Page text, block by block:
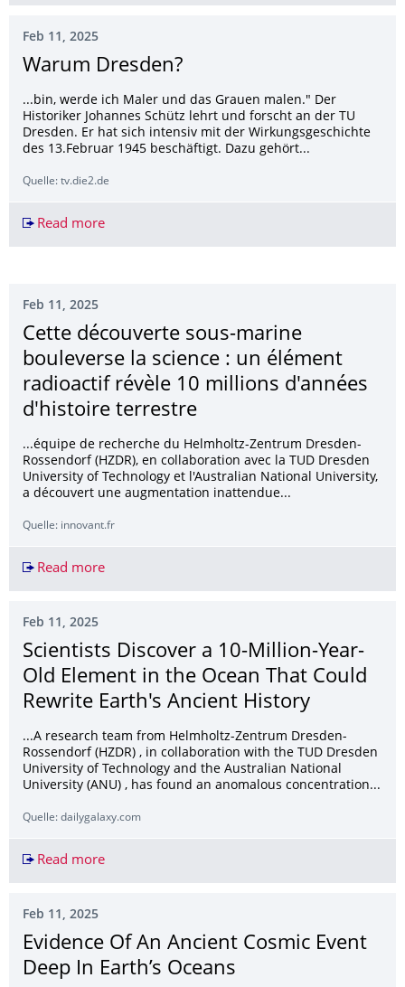
Feb 11, 2025
Warum Dresden?
...bin, werde ich Maler und das Grauen malen." Der
Historiker Johannes Schütz lehrt und forscht an der TU
Dresden. Er hat sich intensiv mit der Wirkungsgeschichte
des 13.Februar 1945 beschäftigt. Dazu gehört...
Quelle: tv.die2.de
Read moreWarum Dresden?
Feb 11, 2025
Cette découverte sous-marine
bouleverse la science : un élément
radioactif révèle 10 millions d'années
d'histoire terrestre
...équipe de recherche du Helmholtz-Zentrum Dresden-
Rossendorf (HZDR), en collaboration avec la TUD Dresden
University of Technology et l'Australian National University,
a découvert une augmentation inattendue...
Quelle: innovant.fr
Read moreCette découverte sous-marine bouleverse la
Feb 11, 2025
Scientists Discover a 10-Million-Year-
Old Element in the Ocean That Could
Rewrite Earth's Ancient History
...A research team from Helmholtz-Zentrum Dresden-
Rossendorf (HZDR) , in collaboration with the TUD Dresden
University of Technology and the Australian National
University (ANU) , has found an anomalous concentration...
Quelle: dailygalaxy.com
Read moreScientists Discover a 10-Million-Year-Old
Feb 11, 2025
Evidence Of An Ancient Cosmic Event
Deep In Earth’s Oceans